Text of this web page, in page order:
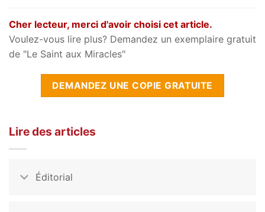
Cher lecteur, merci d'avoir choisi cet article.
Voulez-vous lire plus? Demandez un exemplaire gratuit
de "Le Saint aux Miracles"
DEMANDEZ UNE COPIE GRATUITE
Lire des articles
Éditorial